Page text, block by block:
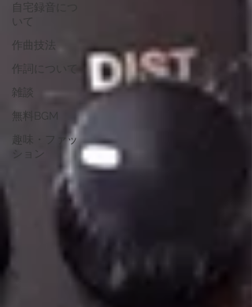
自宅録音につ
いて
作曲技法
作詞について
雑談
無料BGM
趣味・ファッ
ション